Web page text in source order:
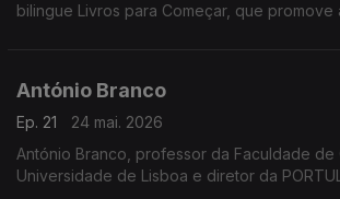
bilingue Livros para Começar, que promove
António Branco
Ep. 21
24 mai. 2026
António Branco, professor da Faculdade de
Universidade de Lisboa e diretor da